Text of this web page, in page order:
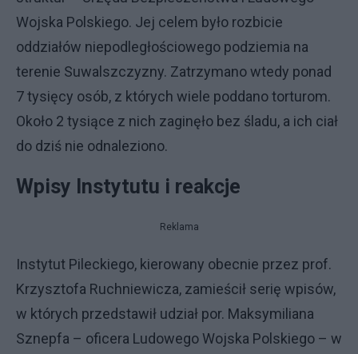
Wojska Polskiego. Jej celem było rozbicie
oddziałów niepodległościowego podziemia na
terenie Suwalszczyzny. Zatrzymano wtedy ponad
7 tysięcy osób, z których wiele poddano torturom.
Około 2 tysiące z nich zaginęło bez śladu, a ich ciał
do dziś nie odnaleziono.
Wpisy Instytutu i reakcje
Reklama
Instytut Pileckiego, kierowany obecnie przez prof.
Krzysztofa Ruchniewicza, zamieścił serię wpisów,
w których przedstawił udział por. Maksymiliana
Sznepfa – oficera Ludowego Wojska Polskiego – w